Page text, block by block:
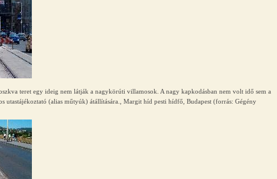
teret egy ideig nem látják a nagykörúti villamosok. A nagy kapkodásban nem volt idő sem a
utastájékoztató (alias műtyúk) átállítására., Margit híd pesti hídfő, Budapest (forrás: Gégény